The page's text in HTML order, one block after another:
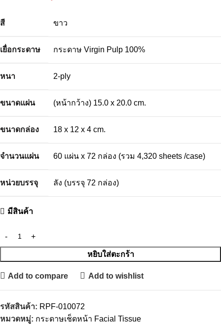
สี ขาว
เยื่อกระดาษ กระดาษ Virgin Pulp 100%
หนา 2-ply
ขนาดแผ่น (หน้ากว้าง) 15.0 x 20.0 cm.
ขนาดกล่อง 18 x 12 x 4 cm.
จำนวนแผ่น 60 แผ่น x 72 กล่อง (รวม 4,320 sheets /case)
หน่วยบรรจุ ลัง (บรรจุ 72 กล่อง)
มีสินค้า
หยิบใส่ตะกร้า
Add to compare Add to wishlist
รหัสสินค้า: RPF-010072
หมวดหมู่: กระดาษเช็ดหน้า Facial Tissue